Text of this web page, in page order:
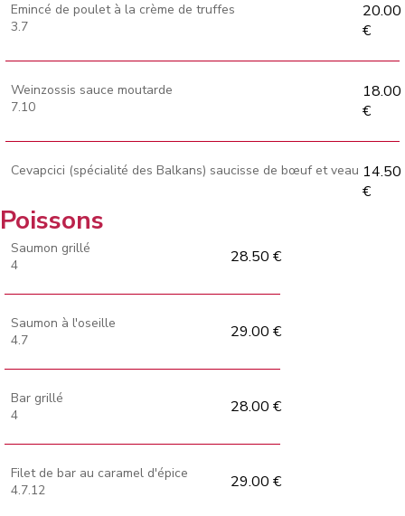
Emincé de poulet à la crème de truffes
3.7
20.00
€
Weinzossis sauce moutarde
7.10
18.00
€
Cevapcici (spécialité des Balkans) saucisse de bœuf et veau 14.50
€
Poissons
Saumon grillé
4
28.50 €
Saumon à l'oseille
4.7
29.00 €
Bar grillé
4
28.00 €
Filet de bar au caramel d'épice
4.7.12
29.00 €